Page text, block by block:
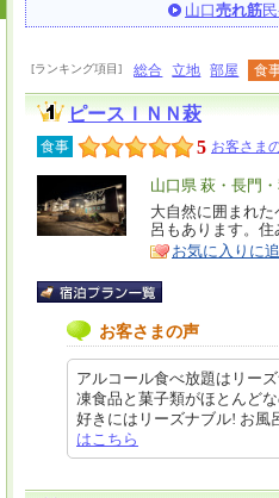
山口売れ筋
[ランキング項目] 総合 立地 部屋 食
ピースＩＮＮ萩
食事 5 お客さま
エ
リ
ア
山口県 萩・長門
特
徴
大自然に囲まれ
呂もあります。
お気に入りに
お客さまの声
アルコール食べ放題はリー
凍食品と菓子類がほとんど
好きにはリーズナブル! お
はこちら